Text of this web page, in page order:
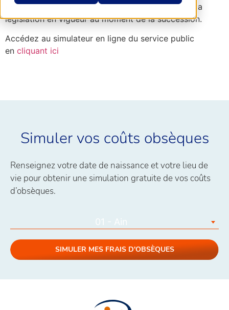
pourra rentrer dans les frais de succession selon la
législation en vigueur au moment de la succession.
Accédez au simulateur en ligne du service public
en cliquant ici
Simuler vos coûts obsèques
Renseignez votre date de naissance et votre lieu de
vie pour obtenir une simulation gratuite de vos coûts
d’obsèques.
01 - Ain
SIMULER MES FRAIS D'OBSÈQUES